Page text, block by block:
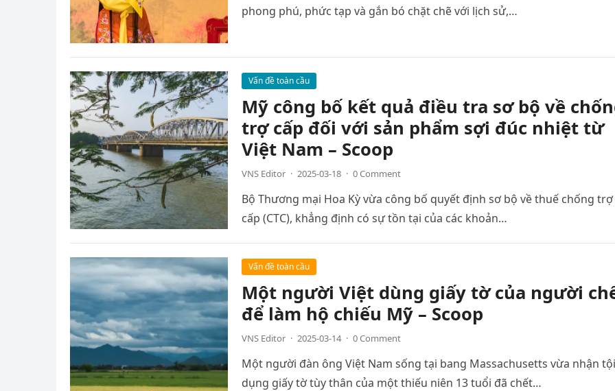
phong phú, phức tạp và gắn bó chặt chẽ với lịch sử,…
Vấn đề toàn cầu
Mỹ công bố kết quả điều tra sơ bộ về
trợ cấp đối với sản phẩm sợi đúc nhiệt từ
Việt Nam – Scoop
VNS Editor · 2025-03-18 · 0 Comment
Bộ Thương mại Hoa Kỳ vừa công bố quyết định sơ bộ về thuế chống trợ
cấp (CTC), khẳng định có sự tồn tại của các khoản…
Vấn đề toàn cầu
Một người Việt dùng giấy tờ của người
để làm hộ chiếu Mỹ – Scoop
VNS Editor · 2025-03-14 · 0 Comment
Một người đàn ông Việt Nam sống tại bang Massachusetts vừa nhận
dụng giấy tờ tùy thân của một thiếu niên 13 tuổi đã chết…